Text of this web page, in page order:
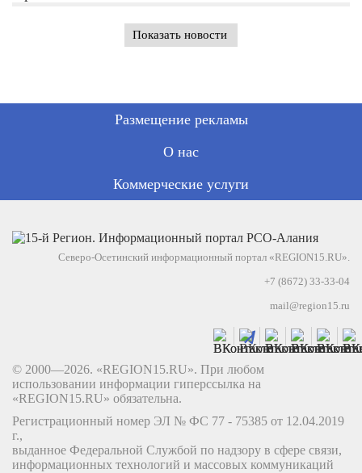
Показать новости
Размещение рекламы
О нас
Коммерческие услуги
Северо-Осетинский информационный портал «REGION15.RU».
+7 (8672) 33-33-04
mail@region15.ru
© 2000—2026. «REGION15.RU». При любом
использовании информации гиперссылка на
«REGION15.RU» обязательна.
Регистрационный номер ЭЛ № ФС 77 - 75385 от 12.04.2019
г.,
выданное Федеральной Службой по надзору в сфере связи,
информационных технологий и массовых коммуникаций